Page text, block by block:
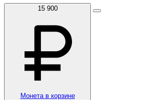
15 900
Монета в корзине